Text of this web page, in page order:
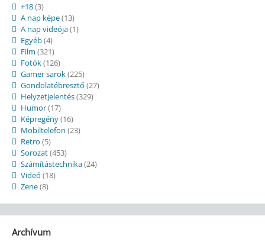
+18(3)
A nap képe(13)
A nap videója(1)
Egyéb(4)
Film (321)
Fotók(126)
Gamer sarok(225)
Gondolatébresztő (27)
Helyzetjelentés(329)
Humor(17)
Képregény(16)
Mobiltelefon (23)
Retro (5)
Sorozat(453)
Számítástechnika(24)
Videó (18)
Zene(8)
Archívum